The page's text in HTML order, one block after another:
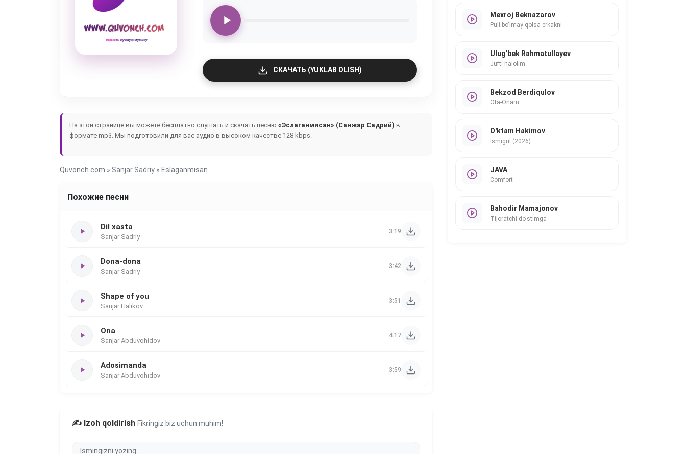
СКАЧАТЬ (YUKLAB OLISH)
На этой странице вы можете бесплатно слушать и скачать песню «Эслаганмисан» (Санжар Садрий) в
формате mp3. Мы подготовили для вас аудио в высоком качестве 128 kbps.
Quvonch.com » Sanjar Sadriy » Eslaganmisan
Похожие песни
Dil xasta
Sanjar Sadriy
3:19
Dona-dona
Sanjar Sadriy
3:42
Shape of you
Sanjar Halikov
3:51
Ona
Sanjar Abduvohidov
4:17
Adosimanda
Sanjar Abduvohidov
3:59
✍️ Izoh qoldirish Fikringiz biz uchun muhim!
Mexroj Beknazarov
Puli bo'lmay qolsa erkakni
Ulug'bek Rahmatullayev
Jufti halolim
Bekzod Berdiqulov
Ota-Onam
O'ktam Hakimov
Ismigul (2026)
JAVA
Comfort
Bahodir Mamajonov
Tijoratchi do'stimga